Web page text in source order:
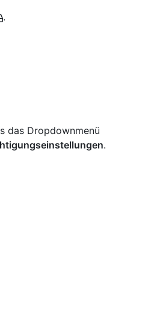
.
das Dropdownmenü
.